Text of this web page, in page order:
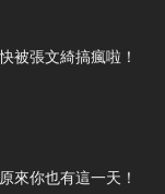
被張文綺搞瘋啦！
來你也有這一天！